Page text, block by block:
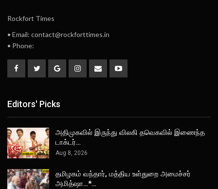
Rockfort Times
• Email: contact@rockforttimes.in
• Phone:
Editors' Picks
அதிமுகவில் இருந்து விலகி தவெகவில் இணைந்த
டாக்டர்…
Aug 8, 2026
தமிழகம் வந்தார், மத்திய உள்துறை அமைச்சர்
அமித்ஷா…*…